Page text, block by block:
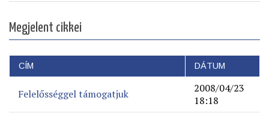
Megjelent cikkei
CÍM DÁTUM
Felelősséggel támogatjuk
2008/04/23
18:18